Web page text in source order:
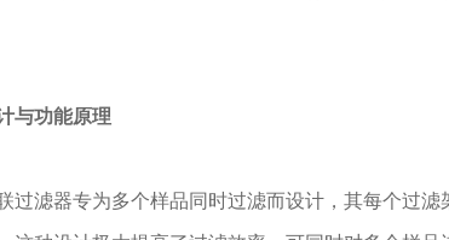
与功能原理
滤器专为多个样品同时过滤而设计，其每个过滤